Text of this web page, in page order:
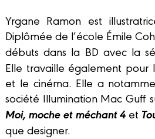
Yrgane Ramon est
Diplômée de l’école Émile
débuts dans la BD avec la
Elle travaille également pour
et le cinéma. Elle a
société Illumination Mac Guff
Moi, moche et méchant 4et
que designer.